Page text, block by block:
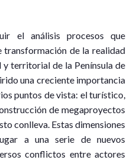
el análisis procesos que
transformación de la realidad
territorial de la Península de
una creciente importancia
puntos de vista: el turístico,
de megaproyectos
conlleva. Estas dimensiones
a una serie de nuevos
conflictos entre actores